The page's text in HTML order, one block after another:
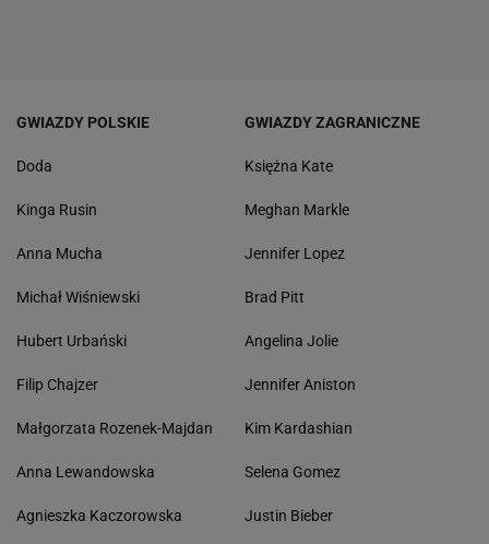
GWIAZDY POLSKIE
Doda
Kinga Rusin
Anna Mucha
Michał Wiśniewski
Hubert Urbański
Filip Chajzer
Małgorzata Rozenek-Majdan
Anna Lewandowska
Agnieszka Kaczorowska
GWIAZDY ZAGRANICZNE
Księżna Kate
Meghan Markle
Jennifer Lopez
Brad Pitt
Angelina Jolie
Jennifer Aniston
Kim Kardashian
Selena Gomez
Justin Bieber